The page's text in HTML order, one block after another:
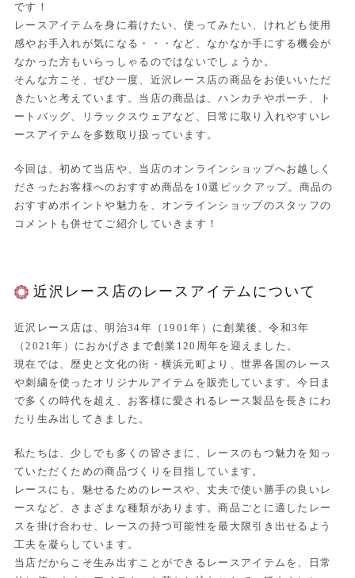
です！
レースアイテムを身に着けたい、使ってみたい、けれども使用
感やお手入れが気になる・・・など、なかなか手にする機会が
なかった方もいらっしゃるのではないでしょうか。
そんな方こそ、ぜひ一度、近沢レース店の商品をお使いいただ
きたいと考えています。当店の商品は、ハンカチやポーチ、ト
ートバッグ、リラックスウェアなど、日常に取り入れやすいレ
ースアイテムを多数取り扱っています。
今回は、初めて当店や、当店のオンラインショップへお越しく
ださったお客様へのおすすめ商品を10選ピックアップ。商品の
おすすめポイントや魅力を、オンラインショップのスタッフの
コメントも併せてご紹介していきます！
近沢レース店のレースアイテムについて
近沢レース店は、明治34年（1901年）に創業後、令和3年
（2021年）におかげさまで創業120周年を迎えました。
現在では、歴史と文化の街・横浜元町より、世界各国のレース
や刺繍を使ったオリジナルアイテムを販売しています。今日ま
で多くの時代を超え、お客様に愛されるレース製品を長きにわ
たり生み出してきました。
私たちは、少しでも多くの皆さまに、レースのもつ魅力を知っ
ていただくための商品づくりを目指しています。
レースにも、魅せるためのレースや、丈夫で使い勝手の良いレ
ースなど、さまざまな種類があります。商品ごとに適したレー
スを掛け合わせ、レースの持つ可能性を最大限引き出せるよう
工夫を凝らしています。
当店だからこそ生み出すことができるレースアイテムを、日常